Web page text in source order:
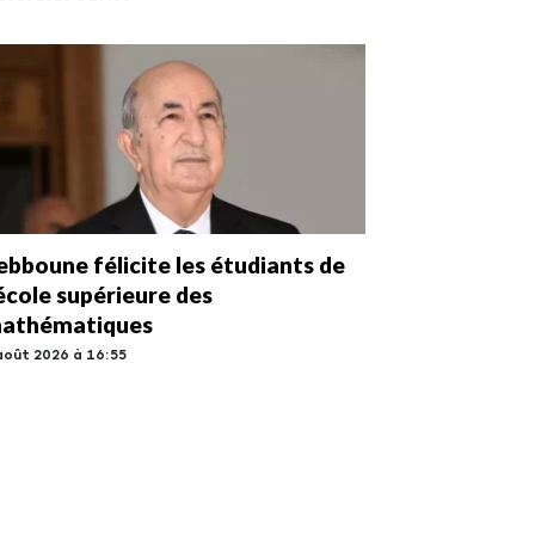
félicite les étudiants de
supérieure des
2026 à 16:55